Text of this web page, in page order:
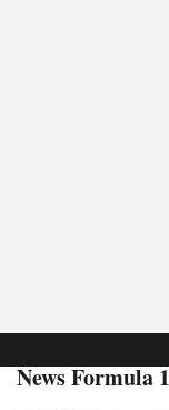
News Formula